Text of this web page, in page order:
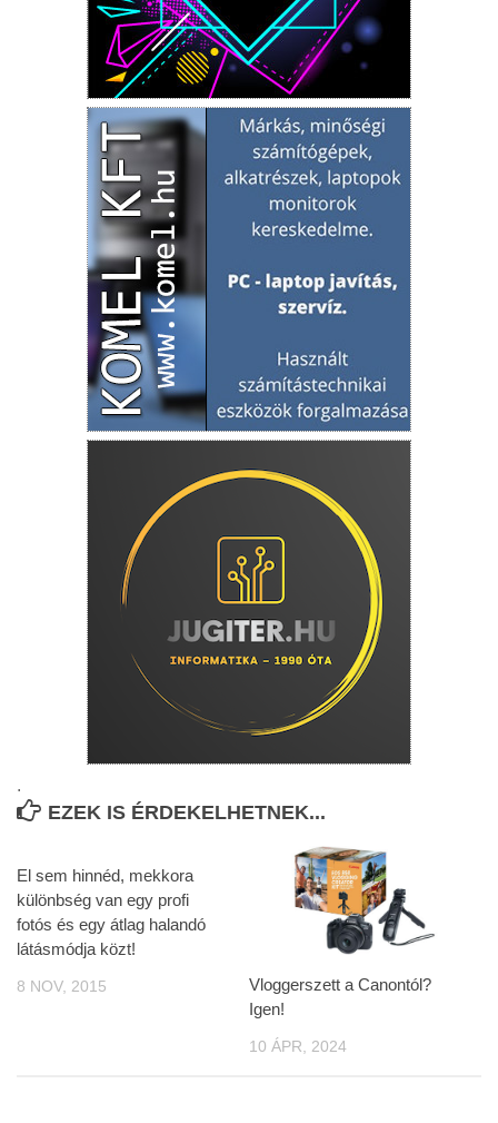
.
EZEK IS ÉRDEKELHETNEK...
El sem hinnéd, mekkora
különbség van egy profi
fotós és egy átlag halandó
látásmódja közt!
8 NOV, 2015
Vloggerszett a Canontól?
Igen!
10 ÁPR, 2024